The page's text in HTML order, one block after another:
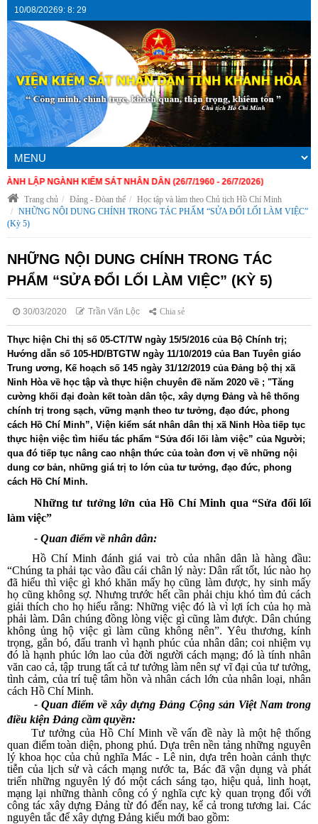
10/08/20269: 8: 30
KIỂM SÁT NHÂN DÂN (26/7/1960 - 26/7/2026)
Trang chủ
Đảng - Đòan thể
Học tập và làm theo Chủ tịch Hồ Chí Minh
NHỮNG NỘI DUNG CHÍNH TRONG TÁC PHẨM “SỬA ĐỔI LỐI LÀM VIỆC”
(Kỳ 5)
NHỮNG NỘI DUNG CHÍNH TRONG TÁC
PHẨM “SỬA ĐỔI LỐI LÀM VIỆC” (KỲ 5)
30/03/2020 Trần Văn Lộc Chia sẻ
Thực hiện Chỉ thị số 05-CT/TW ngày 15/5/2016 của Bộ Chính trị;
Hướng dẫn số 105-HD/BTGTW ngày 11/10/2019 của Ban Tuyên giáo
Trung ương, Kế hoạch số 145 ngày 31/12/2019 của Đảng bộ thị xã
Ninh Hòa về học tập và thực hiện chuyên đề năm 2020 về ; "Tăng
cường khối đại đoàn kết toàn dân tộc, xây dựng Ðảng và hê thống
chính trị trong sạch, vững mạnh theo tư tưởng, đạo đức, phong
cách Hồ Chí Minh”, Viện kiểm sát nhân dân thị xã Ninh Hòa tiếp tục
thực hiện việc tìm hiểu tác phẩm “Sửa đổi lối làm việc” của Người;
qua đó tiếp tục nâng cao nhận thức của toàn đơn vị về những nội
dung cơ bản, những giá trị to lớn của tư tưởng, đạo đức, phong
cách Hồ Chí Minh.
Những tư tưởng lớn của Hồ Chí Minh qua “Sửa đổi lối
làm việc”
- Quan điểm về nhân dân:
Hồ Chí Minh đánh giá vai trò của nhân dân là hàng đầu:
“Chúng ta phải tạc vào đầu cái chân lý này: Dân rất tốt, lúc nào họ
đã hiểu thì việc gì khó khăn mấy họ cũng làm được, hy sinh mấy
họ cũng không sợ. Nhưng trước hết cần phải chịu khó tìm đủ cách
giải thích cho họ hiểu rằng: Những việc đó là vì lợi ích của họ mà
phải làm. Dân chúng đồng lòng việc gì cũng làm được. Dân chúng
không ủng hộ việc gì làm cũng không nên”. Yêu thương, kính
trọng, gắn bó, đấu tranh vì hạnh phúc của nhân dân; coi nhiệm vụ
đó là hạnh phúc lớn lao của đời người cách mạng; đó là tính nhân
văn cao cả, tập trung tất cả tư tưởng làm nên sự vĩ đại của tư tưởng,
tình cảm, của trí tuệ tâm hồn và nhân cách lớn của nhân loại, nhân
cách Hồ Chí Minh.
- Quan điểm về xây dựng Đảng Cộng sản Việt Nam trong
điều kiện Đảng cầm quyền:
Tư tưởng của Hồ Chí Minh về vấn đề này là một hệ thống
quan điểm toàn diện, phong phú. Dựa trên nền tảng những nguyên
lý khoa học của chủ nghĩa Mác - Lê nin, dựa trên hoàn cảnh thực
tiễn của lịch sử và cách mạng nước ta, Bác đã vận dụng và phát
triển những nguyên lý đó một cách sáng tạo, hiệu quả, linh hoạt,
mạng lại những thành công có ý nghĩa cực kỳ quan trọng đối với
công tác xây dựng Đảng từ đó đến nay, kể cả trong tương lai. Các
nguyên tắc để xây dựng Đảng kiểu mới bao gồm: